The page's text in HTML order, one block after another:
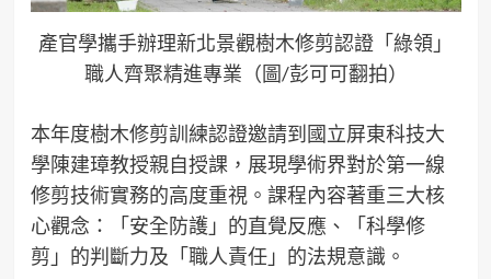
產官學攜手辦理新北景觀樹木修剪認證「綠領」
職人齊聚精進專業（圖/彭可可翻拍）
本年度樹木修剪訓練認證邀請到國立屏東科技大
學陳建璋教授親自授課，展現學術界對於第一線
修剪技術實務的高度重視。課程內容著重三大核
心觀念：「安全防護」的直覺反應、「科學修
剪」的判斷力及「職人責任」的法規意識。